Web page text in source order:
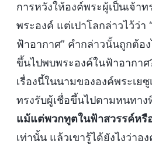
การหวังให้องค์พระผู้เป็นเจ้า
พระองค์ แต่เปาโลกล่าวไว้ว่
ฟ้าอากาศ” คำกล่าวนั้นถูกต้อ
ขึ้นไปพบพระองค์ในฟ้าอากา
เรื่องนี้ในนามขององค์พระเย
ทรงรับผู้เชื่อขึ้นไปตามหนทาง
แม้แต่พวกทูตในฟ้าสวรรค์หรื
เท่านั้น แล้วเขารู้ได้ยังไงว่าอ